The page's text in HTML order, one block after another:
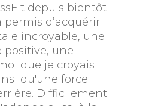
depuis bientôt
permis d’acquérir
incroyable, une
positive, une
que je croyais
qu'une force
Difficilement